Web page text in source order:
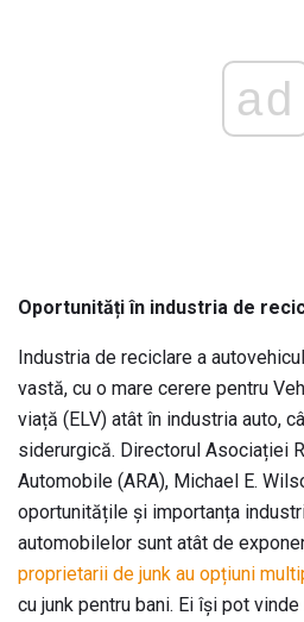
ad
Oportunități în industria de
Industria de reciclare a
vastă, cu o mare cerere pentru
viață (ELV) atât în ​​industria auto,
siderurgică. Directorul Asociației
Automobile (ARA), Michael E.
oportunitățile și importanța
automobilelor sunt atât de
proprietarii de junk au opțiuni
cu junk pentru bani. Ei își pot